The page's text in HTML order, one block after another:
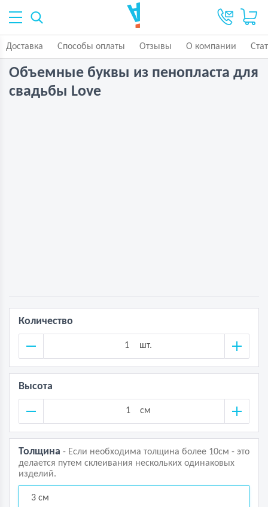
Доставка Способы оплаты Отзывы О компании
Объемные буквы из пенопласта для
свадьбы Love
Количество
шт.
Высота
см
Толщина - Если необходима толщина более 10см - это
делается путем склеивания нескольких одинаковых
изделий.
3 см